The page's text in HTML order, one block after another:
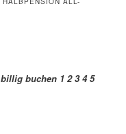
buchen 1 2 3 4 5